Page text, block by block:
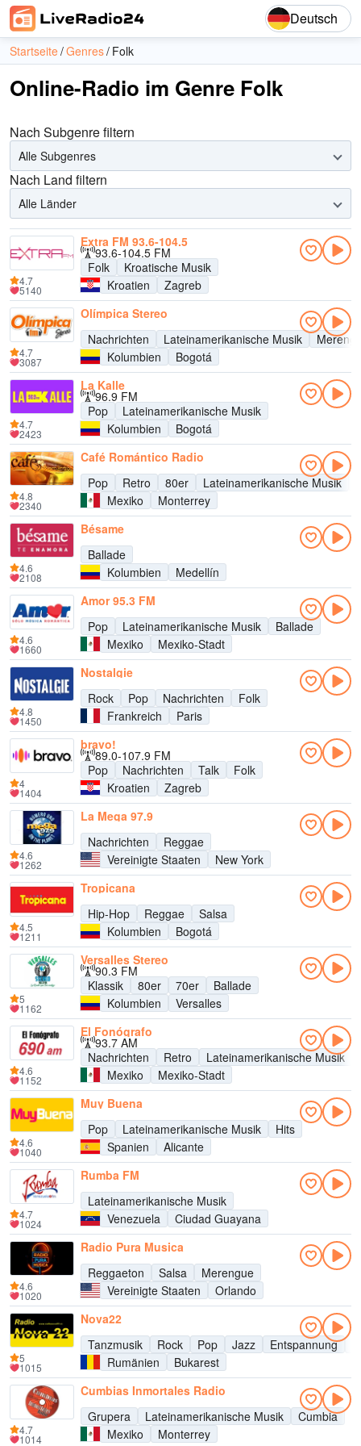
Deutsch
Startseite Genres Folk
Online-Radio im Genre Folk
Nach Subgenre filtern
Alle Subgenres
Nach Land filtern
Alle Länder
Extra FM 93.6-104.5
93.6-104.5 FM
Folk
Kroatische Musik
Kroatien
Zagreb
4.7
5140
Olímpica Stereo
Nachrichten
Lateinamerikanische Musik
Kolumbien
Bogotá
4.7
3087
La Kalle
96.9 FM
Pop
Lateinamerikanische Musik
Kolumbien
Bogotá
4.7
2423
Café Romántico Radio
Pop
Retro 80er Lateinamerikanische Musik
Mexiko
Monterrey
4.8
2340
Bésame
Ballade
Kolumbien
Medellín
4.6
2108
Amor 95.3 FM
Pop
Lateinamerikanische Musik
Ballade
Mexiko
Mexiko-Stadt
4.6
1660
Nostalgie
Rock
Pop Nachrichten
Folk
Frankreich
Paris
4.8
1450
bravo!
89.0-107.9 FM
Pop
Nachrichten Talk
Folk
Kroatien
Zagreb
4
1404
La Mega 97.9
Nachrichten
Reggae
Vereinigte Staaten
New York
4.6
1262
Tropicana
Hip-Hop
Reggae
Salsa
Kolumbien
Bogotá
4.5
1211
Versalles Stereo
90.3 FM
Klassik
80er 70er
Ballade
Kolumbien
Versalles
5
1162
El Fonógrafo
93.7 AM
Nachrichten
Retro
Lateinamerikanische Musik
Mexiko
Mexiko-Stadt
4.6
1152
Muy Buena
Pop
Lateinamerikanische Musik
Hits
Spanien
Alicante
4.6
1040
Rumba FM
Lateinamerikanische Musik
Venezuela
Ciudad Guayana
4.7
1024
Radio Pura Musica
Reggaeton
Salsa
Merengue
Vereinigte Staaten
Orlando
4.6
1020
Nova22
Tanzmusik
Rock Pop Jazz Entspannung
Rumänien
Bukarest
5
1015
Cumbias Inmortales Radio
Grupera
Lateinamerikanische Musik
Cumbia
Mexiko
Monterrey
4.7
1014